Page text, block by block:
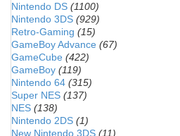
Nintendo DS (1100)
Nintendo 3DS (929)
Retro-Gaming (15)
GameBoy Advance (67)
GameCube (422)
GameBoy (119)
Nintendo 64 (315)
Super NES (137)
NES (138)
Nintendo 2DS (1)
New Nintendo 3DS (11)